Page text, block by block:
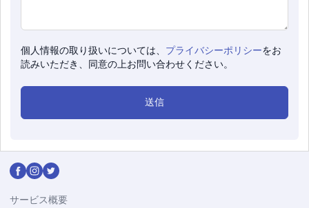
個人情報の取り扱いについては、 プライバシーポリシーをお
読みいただき、同意の上お問い合わせください。
サービス概要